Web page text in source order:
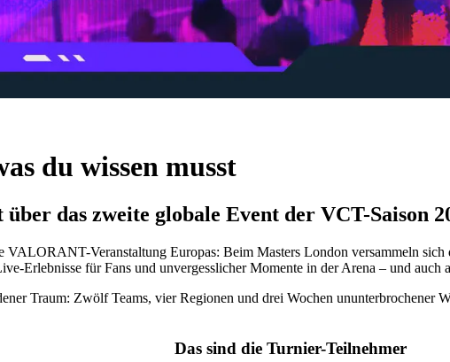
du wissen musst
das zweite globale Event der VCT-Saison
Veranstaltung Europas: Beim Masters London versammeln
Erlebnisse für Fans und unvergesslicher Momente in der Arena – und auch
Traum: Zwölf Teams, vier Regionen und drei Wochen ununterbrochener
Das sind die Turnier-Teilnehmer